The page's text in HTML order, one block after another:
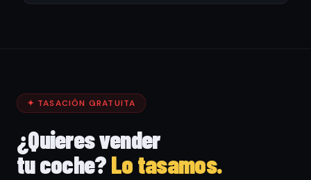
✦ TASACIÓN GRATUITA
¿Quieres vender
tu coche?Lo tasamos.